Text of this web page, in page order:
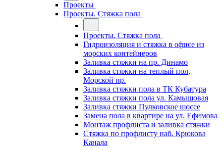
Проекты
Проекты. Стяжка пола
Проекты. Стяжка пола
Гидроизоляция и стяжка в офисе из
морских контейнеров
Заливка стяжки на пр. Динамо
Заливка стяжки на теплый пол,
Морской пр.
Заливка стяжки пола в ТК Кубатура
Заливка стяжки пола ул. Камышовая
Заливка стяжки Пулковское шоссе
Замена пола в квартире на ул. Ефимова
Монтаж профлиста и заливка стяжки
Стяжка по профлисту наб. Крюкова
Канала